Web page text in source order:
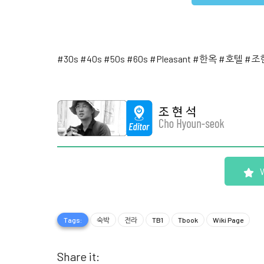
#30s #40s #50s #60s #Pleasant #한옥 #호텔 #조
Tags: 숙박 전라 TB1 Tbook Wiki Page
Share it: